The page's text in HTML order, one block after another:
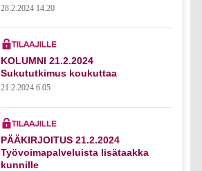
28.2.2024 14.20
KOLUMNI 21.2.2024
Sukututkimus koukuttaa
21.2.2024 6.05
PÄÄKIRJOITUS 21.2.2024
Työvoimapalveluista lisätaakka
kunnille